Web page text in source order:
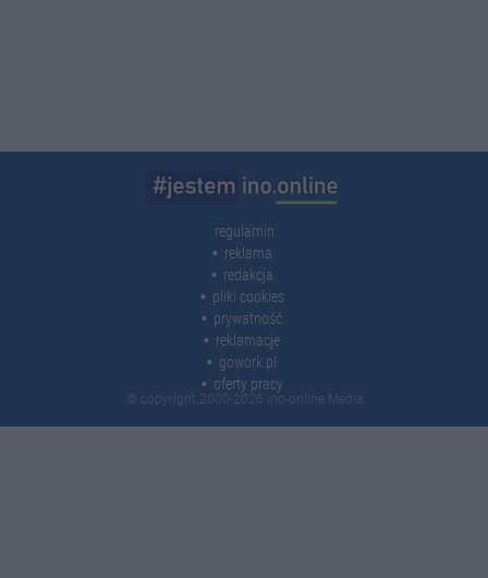
regulamin
reklama
redakcja
pliki cookies
prywatność
reklamacje
gowork.pl
oferty pracy
© copyright 2000-2026 Ino-online Media